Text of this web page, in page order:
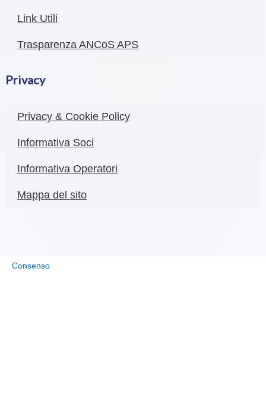
Link Utili
Trasparenza ANCoS APS
Privacy
Privacy & Cookie Policy
Informativa Soci
Informativa Operatori
Mappa del sito
Consenso